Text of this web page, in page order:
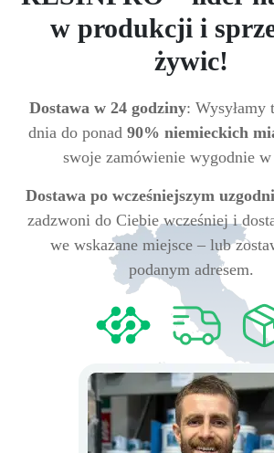
w produkcji i
żywic!
Dostawa w 24 godziny: Wysyłamy
dnia do ponad 90% niemieckich
swoje zamówienie wygodnie
Dostawa po wcześniejszym
zadzwoni do Ciebie wcześniej i
we wskazane miejsce – lub
podanym adresem.